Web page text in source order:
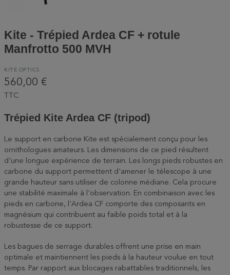
Kite - Trépied Ardea CF + rotule
Manfrotto 500 MVH
KITE OPTICS
560,00 €
TTC
Trépied Kite Ardea CF (tripod)
Le support en carbone Kite est spécialement conçu pour les
ornithologues amateurs. Les dimensions de ce pied résultent
d'une longue expérience de terrain. Les longs pieds robustes en
carbone du support permettent d'amener le télescope à une
grande hauteur sans utiliser de colonne médiane. Cela procure
une stabilité maximale à l'observation. En combinaison avec les
pieds en carbone, l'Ardea CF comporte des composants en
magnésium qui contribuent au faible poids total et à la
robustesse de ce support.
Les bagues de serrage durables offrent une prise en main
optimale et maintiennent les pieds à la hauteur voulue en tout
temps. Par rapport aux blocages rabattables traditionnels, les